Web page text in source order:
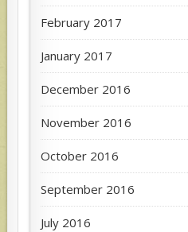
February 2017
January 2017
December 2016
November 2016
October 2016
September 2016
July 2016